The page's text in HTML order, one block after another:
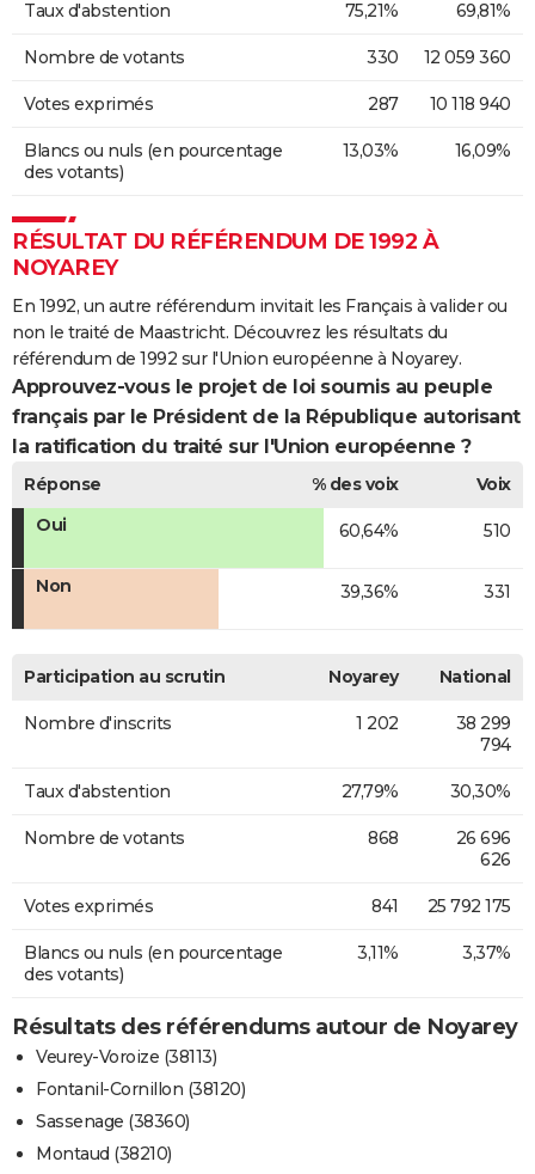
Taux d'abstention 75,21% 69,81%
Nombre de votants 330 12 059 360
Votes exprimés 287 10 118 940
Blancs ou nuls (en pourcentage
des votants)
13,03% 16,09%
RÉSULTAT DU RÉFÉRENDUM DE 1992 À
NOYAREY
En 1992, un autre référendum invitait les Français à valider ou
non le traité de Maastricht. Découvrez les résultats du
référendum de 1992 sur l'Union européenne à Noyarey.
Approuvez-vous le projet de loi soumis au peuple
français par le Président de la République autorisant
la ratification du traité sur l'Union européenne ?
Réponse % des voix
Voix
Oui
60,64% 510
Non 39,36% 331
Participation au scrutin Noyarey National
Nombre d'inscrits 1 202
38 299
794
Taux d'abstention 27,79% 30,30%
Nombre de votants 868
26 696
626
Votes exprimés 841 25 792 175
Blancs ou nuls (en pourcentage
des votants)
3,11% 3,37%
Résultats des référendums autour de Noyarey
Veurey-Voroize (38113)
Fontanil-Cornillon (38120)
Sassenage (38360)
Montaud (38210)